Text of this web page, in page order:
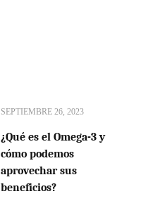
SEPTIEMBRE 26, 2023
¿Qué es el Omega-3 y
cómo podemos
aprovechar sus
beneficios?